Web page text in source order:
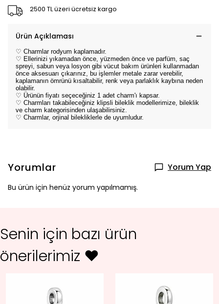
2500 TL üzeri ücretsiz kargo
Ürün Açıklaması
♡ Charmlar rodyum kaplamadır.
♡ Ellerinizi yıkamadan önce, yüzmeden önce ve parfüm, saç
spreyi, sabun veya losyon gibi vücut bakım ürünleri kullanmadan
önce aksesuarı çıkarınız, bu işlemler metale zarar verebilir,
kaplamanın ömrünü kısaltabilir, renk veya parlaklık kaybına neden
olabilir.
♡ Ürünün fiyatı seçeceğiniz 1 adet charm'ı kapsar.
♡ Charmları takabileceğiniz klipsli bileklik modellerimize, bileklik
ve charm kategorisinden ulaşabilirsiniz.
♡ Charmlar, orjinal bilekliklerle de uyumludur.
Yorumlar Yorum Yap
Bu ürün için henüz yorum yapılmamış.
Senin için bazı ürün
önerilerimiz ♥